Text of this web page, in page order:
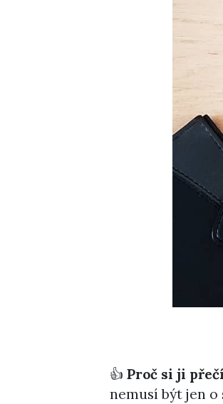
👍 Proč si ji
nemusí být jen